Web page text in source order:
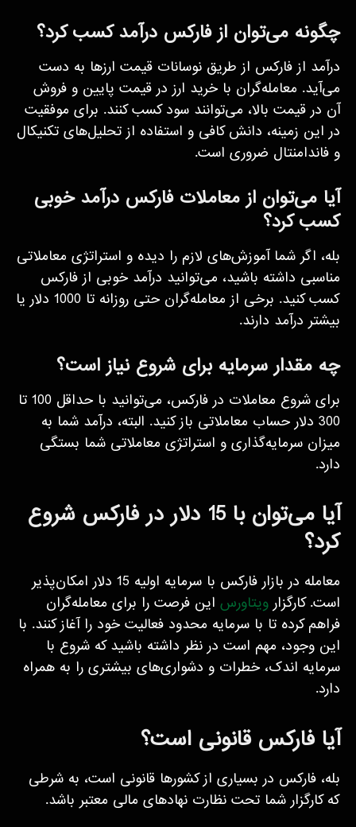
چگونه می‌توان از فارکس درآمد کسب کرد؟
درآمد از فارکس از طریق نوسانات قیمت ارزها به دست
می‌آید. معامله‌گران با خرید ارز در قیمت پایین و فروش
آن در قیمت بالا، می‌توانند سود کسب کنند. برای موفقیت
در این زمینه، دانش کافی و استفاده از تحلیل‌های تکنیکال
و فاندامنتال ضروری است.
آیا می‌توان از معاملات فارکس درآمد خوبی
کسب کرد؟
بله، اگر شما آموزش‌های لازم را دیده و استراتژی معاملاتی
مناسبی داشته باشید، می‌توانید درآمد خوبی از فارکس
کسب کنید. برخی از معامله‌گران حتی روزانه تا 1000 دلار یا
بیشتر درآمد دارند.
چه مقدار سرمایه برای شروع نیاز است؟
برای شروع معاملات در فارکس، می‌توانید با حداقل 100 تا
300 دلار حساب معاملاتی باز کنید. البته، درآمد شما به
میزان سرمایه‌گذاری و استراتژی معاملاتی شما بستگی
دارد.
آیا می‌توان با 15 دلار در فارکس شروع
کرد؟
معامله در بازار فارکس با سرمایه اولیه 15 دلار امکان‌پذیر
است. کارگزار ویتاورس این فرصت را برای معامله‌گران
فراهم کرده تا با سرمایه محدود فعالیت خود را آغاز کنند. با
این وجود، مهم است در نظر داشته باشید که شروع با
سرمایه اندک، خطرات و دشواری‌های بیشتری را به همراه
دارد.
آیا فارکس قانونی است؟
بله، فارکس در بسیاری از کشورها قانونی است، به شرطی
که کارگزار شما تحت نظارت نهادهای مالی معتبر باشد.